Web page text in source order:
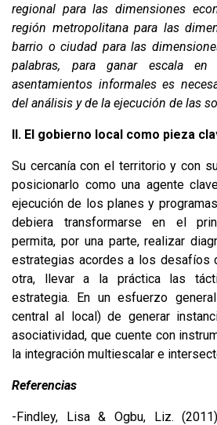
regional para las dimensiones
región metropolitana para las
barrio o ciudad para las
palabras, para ganar escala
asentamientos informales es
del análisis y de la ejecución de las
II. El gobierno local como pieza
Su cercanía con el territorio y con
posicionarlo como una agente
ejecución de los planes y
debiera transformarse en el
permita, por una parte, realizar
estrategias acordes a los desafíos
otra, llevar a la práctica las
estrategia. En un esfuerzo
central al local) de generar
asociatividad, que cuente con
la integración multiescalar e
Referencias
-Findley, Lisa & Ogbu, Liz.